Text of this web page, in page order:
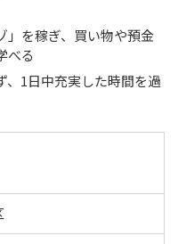
」を稼ぎ、買い物や預金
べる
、1日中充実した時間を過